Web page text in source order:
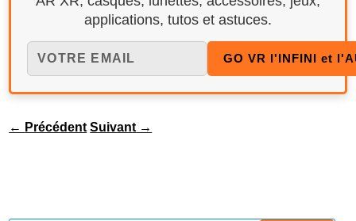
applications, tutos et astuces.
← Précédent Suivant →